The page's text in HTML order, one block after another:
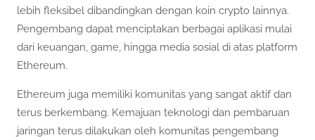
lebih fleksibel dibandingkan dengan koin crypto lainnya.
Pengembang dapat menciptakan berbagai aplikasi mulai
dari keuangan, game, hingga media sosial di atas platform
Ethereum.
Ethereum juga memiliki komunitas yang sangat aktif dan
terus berkembang. Kemajuan teknologi dan pembaruan
jaringan terus dilakukan oleh komunitas pengembang